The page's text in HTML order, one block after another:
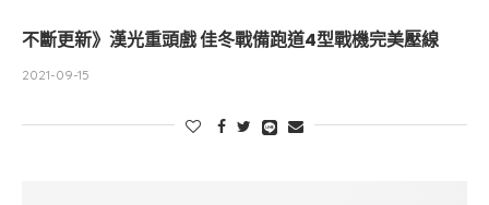
不斷更新》漢光重頭戲 佳冬戰備跑道4型戰機完美壓線
2021-09-15